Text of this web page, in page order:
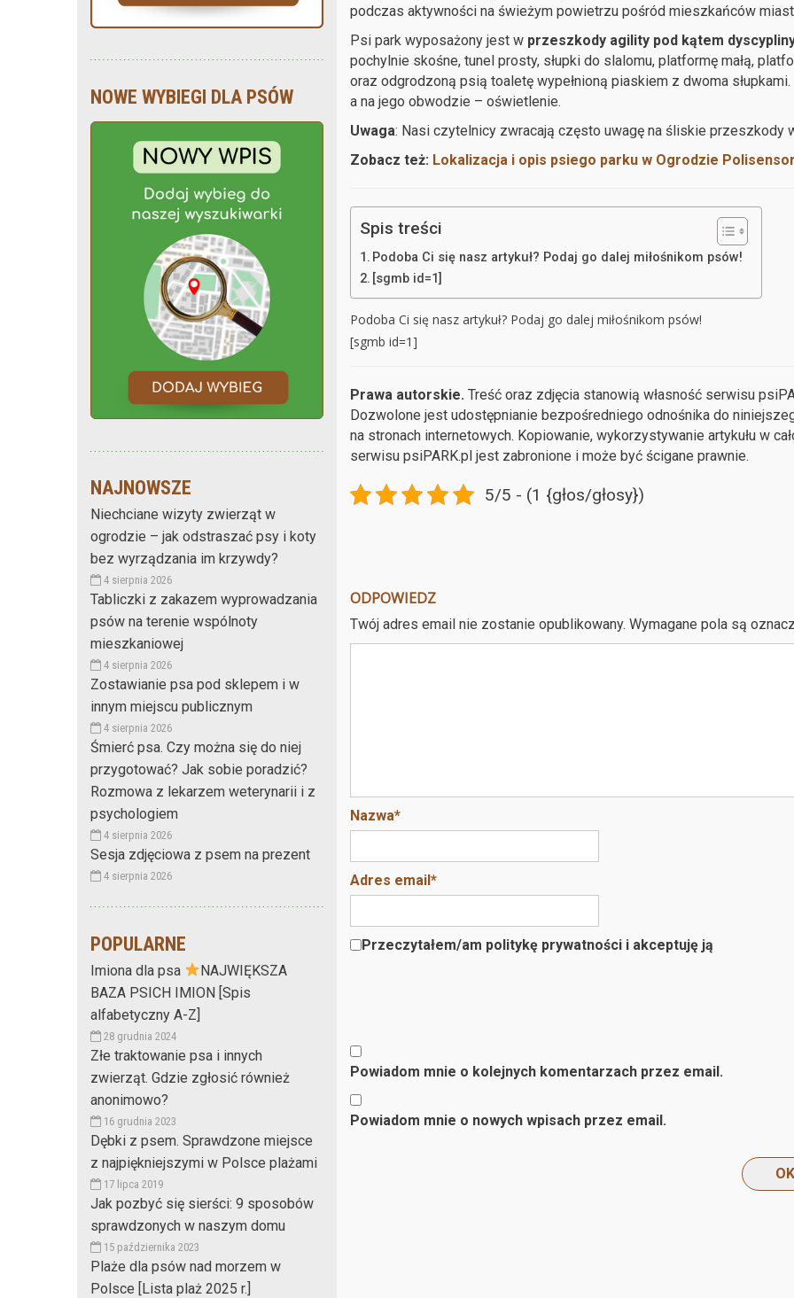
NOWE WYBIEGI DLA PSÓW
NAJNOWSZE
Niechciane wizyty zwierząt w
ogrodzie – jak odstraszać psy i koty
bez wyrządzania im krzywdy?
4 sierpnia 2026
Tabliczki z zakazem wyprowadzania
psów na terenie wspólnoty
mieszkaniowej
4 sierpnia 2026
Zostawianie psa pod sklepem i w
innym miejscu publicznym
4 sierpnia 2026
Śmierć psa. Czy można się do niej
przygotować? Jak sobie poradzić?
Rozmowa z lekarzem weterynarii i z
psychologiem
4 sierpnia 2026
Sesja zdjęciowa z psem na prezent
4 sierpnia 2026
POPULARNE
Imiona dla psa
NAJWIĘKSZA
BAZA PSICH IMION [Spis
alfabetyczny A-Z]
28 grudnia 2024
Złe traktowanie psa i innych
zwierząt. Gdzie zgłosić również
anonimowo?
16 grudnia 2023
Dębki z psem. Sprawdzone miejsce
z najpiękniejszymi w Polsce plażami
17 lipca 2019
Jak pozbyć się sierści: 9 sposobów
sprawdzonych w naszym domu
15 października 2023
Plaże dla psów nad morzem w
Polsce [Lista plaż 2025 r.]
podczas aktywności na świeżym powietrzu pośród mieszkańców
Psi park wyposażony jest wprzeszkody agility pod kątem
pochylnie skośne, tunel prosty, słupki do slalomu, platformę małą,
oraz odgrodzoną psią toaletę wypełnioną piaskiem z dwoma
a na jego obwodzie – oświetlenie.
Uwaga: Nasi czytelnicy zwracają często uwagę na śliskie przeszkody
Zobacz też: Lokalizacja i opis psiego parku w Ogrodzie
Spis treści
Podoba Ci się nasz artykuł? Podaj go dalej miłośnikom psów!
[sgmb id=1]
Podoba Ci się nasz artykuł? Podaj go dalej miłośnikom psów!
[sgmb id=1]
Prawa autorskie. Treść oraz zdjęcia stanowią własność serwisu
Dozwolone jest udostępnianie bezpośredniego odnośnika do
na stronach internetowych. Kopiowanie, wykorzystywanie artykułu w
serwisu psiPARK.pl jest zabronione i może być ścigane prawnie.
5/5 - (1 {głos/głosy})
ODPOWIEDZ
Twój adres email nie zostanie opublikowany. Wymagane pola są
Nazwa*
Adres email*
Przeczytałem/am politykę prywatności i akceptuję ją
Powiadom mnie o kolejnych komentarzach przez email.
Powiadom mnie o nowych wpisach przez email.